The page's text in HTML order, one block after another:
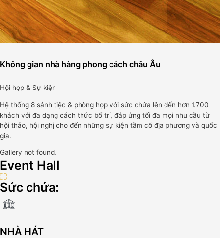
Không gian nhà hàng phong cách châu Âu
Hội họp & Sự kiện
Hệ thống 8 sảnh tiệc & phòng họp với sức chứa lên đến hơn 1.700
khách với đa dạng cách thức bố trí, đáp ứng tối đa mọi nhu cầu từ
hội thảo, hội nghị cho đến những sự kiện tầm cỡ địa phương và quốc
gia.
Gallery not found.
Event Hall
Sức chứa:
NHÀ HÁT